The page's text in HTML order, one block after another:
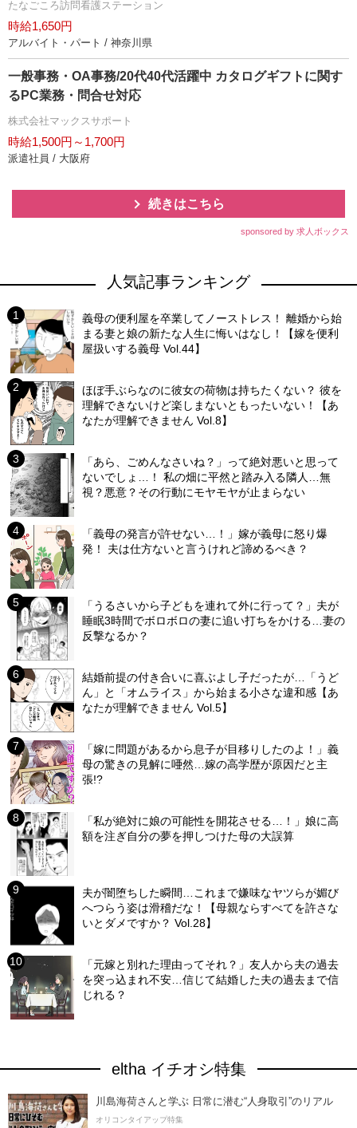
たなごころ訪問看護ステーション
時給1,650円
アルバイト・パート / 神奈川県
一般事務・OA事務/20代40代活躍中 カタログギフトに関す
るPC業務・問合せ対応
株式会社マックスサポート
時給1,500円～1,700円
派遣社員 / 大阪府
続きはこちら
sponsored by 求人ボックス
人気記事ランキング
義母の便利屋を卒業してノーストレス！ 離婚から始
まる妻と娘の新たな人生に悔いはなし！【嫁を便利
屋扱いする義母 Vol.44】
ほぼ手ぶらなのに彼女の荷物は持ちたくない？ 彼を
理解できないけど楽しまないともったいない！【あ
なたが理解できません Vol.8】
「あら、ごめんなさいね？」って絶対悪いと思って
ないでしょ…！ 私の畑に平然と踏み入る隣人…無
視？悪意？その行動にモヤモヤが止まらない
「義母の発言が許せない…！」嫁が義母に怒り爆
発！ 夫は仕方ないと言うけれど諦めるべき？
「うるさいから子どもを連れて外に行って？」夫が
睡眠3時間でボロボロの妻に追い打ちをかける…妻の
反撃なるか？
結婚前提の付き合いに喜ぶよし子だったが…「うど
ん」と「オムライス」から始まる小さな違和感【あ
なたが理解できません Vol.5】
「嫁に問題があるから息子が目移りしたのよ！」義
母の驚きの見解に唖然…嫁の高学歴が原因だと主
張!?
「私が絶対に娘の可能性を開花させる…！」娘に高
額を注ぎ自分の夢を押しつけた母の大誤算
夫が闇堕ちした瞬間…これまで嫌味なヤツらが媚び
へつらう姿は滑稽だな！【母親ならすべてを許さな
いとダメですか？ Vol.28】
「元嫁と別れた理由ってそれ？」友人から夫の過去
を突っ込まれ不安…信じて結婚した夫の過去まで信
じれる？
eltha イチオシ特集
川島海荷さんと学ぶ 日常に潜む“人身取引”のリアル
オリコンタイアップ特集